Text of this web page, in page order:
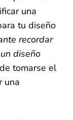
una
tu diseño
recordar
diseño
tomarse el
una